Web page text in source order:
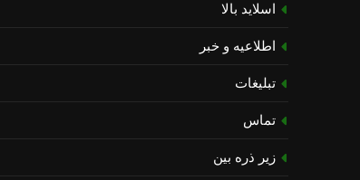
اسلاید بالا
اطلاعیه و خبر
تبلیغات
تماس
زیر ذره بین